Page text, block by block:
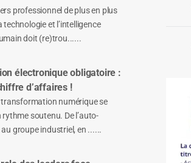
professionnel de plus en plus
technologie et l’intelligence
doit (re)trou......
électronique obligatoire :
d’affaires !
transformation numérique se
soutenu. De l’auto-
groupe industriel, en ......